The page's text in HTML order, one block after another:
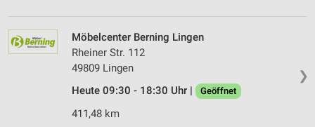
❯
Möbelcenter Berning Lingen
Rheiner Str. 112
49809 Lingen
Heute 09:30 - 18:30 Uhr |
Geöffnet
411,48 km